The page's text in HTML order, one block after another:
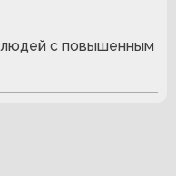
с повышенным